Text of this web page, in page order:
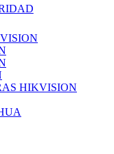
HIKVISION